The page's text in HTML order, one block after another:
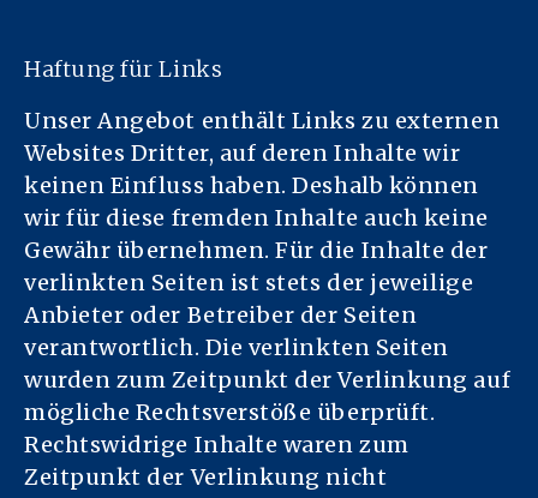
Haftung für Links
Unser Angebot enthält Links zu externen
Websites Dritter, auf deren Inhalte wir
keinen Einfluss haben. Deshalb können
wir für diese fremden Inhalte auch keine
Gewähr übernehmen. Für die Inhalte der
verlinkten Seiten ist stets der jeweilige
Anbieter oder Betreiber der Seiten
verantwortlich. Die verlinkten Seiten
wurden zum Zeitpunkt der Verlinkung auf
mögliche Rechtsverstöße überprüft.
Rechtswidrige Inhalte waren zum
Zeitpunkt der Verlinkung nicht